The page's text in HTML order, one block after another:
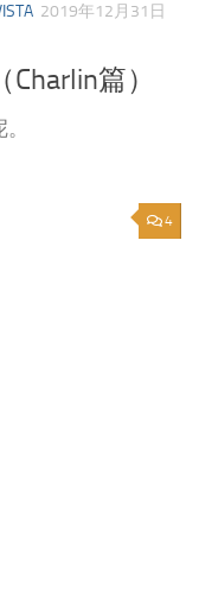
2019年12月31日
篇）
4